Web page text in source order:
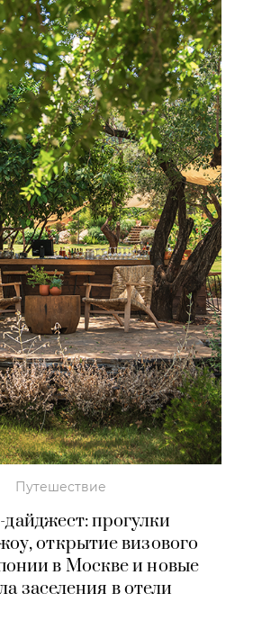
Путешествие
прогулки
открытие визового
в Москве и новые
заселения в отели